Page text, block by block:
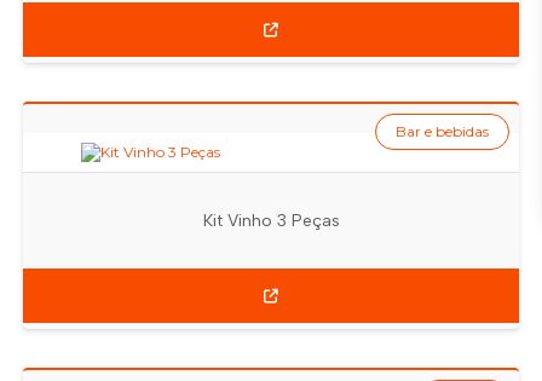
Kit Vinho 3 Peças
Bar e bebidas